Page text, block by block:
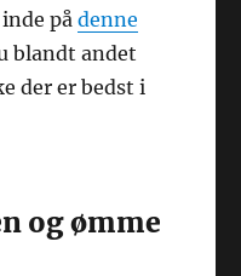
inde pådenne
blandt andet
der er bedst i
og ømme